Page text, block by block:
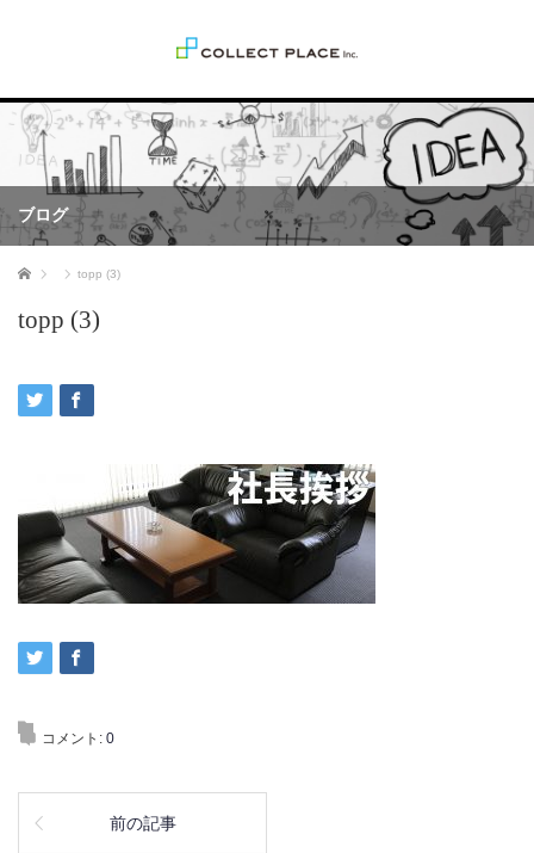
ブログ
ホーム topp (3)
topp (3)
コメント: 0
前の記事